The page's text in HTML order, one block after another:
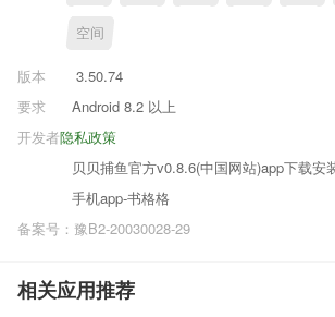
空间
版本
3.50.74
要求
Android 8.2 以上
隐私政策
开发者
贝贝捕鱼官方v0.8.6(中国网站)app下载安
手机app-书格格
备案号：豫B2-20030028-29
相关应用推荐